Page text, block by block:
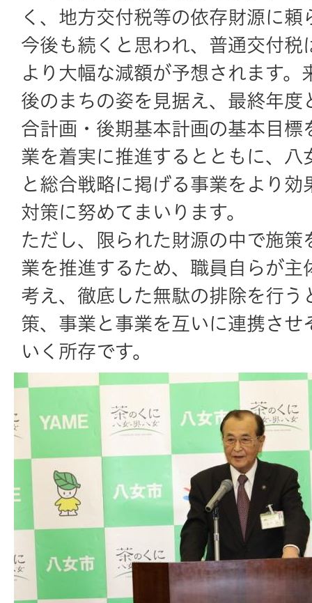
く、地方交付税等の依存財源に
今後も続くと思われ、普通交付税
より大幅な減額が予想されます
後のまちの姿を見据え、最終年度
合計画・後期基本計画の基本目標
業を着実に推進するとともに、八
と総合戦略に掲げる事業をより
対策に努めてまいります。
ただし、限られた財源の中で施策
業を推進するため、職員自らが主
考え、徹底した無駄の排除を行う
策、事業と事業を互いに連携させ
いく所存です。